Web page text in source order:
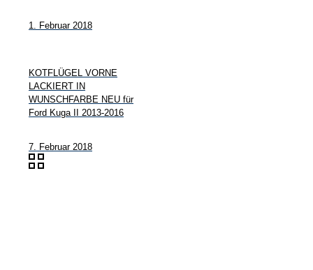
1. Februar 2018
KOTFLÜGEL VORNE
LACKIERT IN
WUNSCHFARBE NEU für
Ford Kuga II 2013-2016
7. Februar 2018